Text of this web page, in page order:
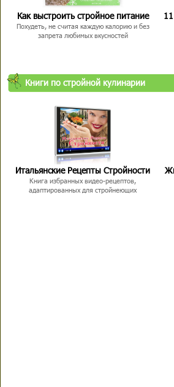
Как выстроить стройное питание
Похудеть, не считая каждую калорию и без
запрета любимых вкусностей
Книги по стройной кулинарии
Итальянские Рецепты Стройности
Книга избранных видео-рецептов,
адаптированных для стройнеющих